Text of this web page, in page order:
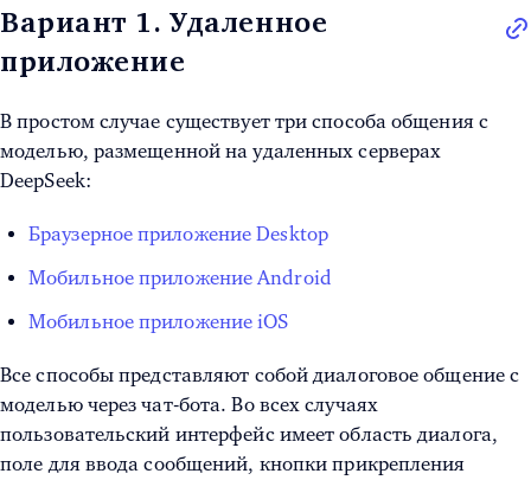
Вариант 1. Удаленное
приложение
В простом случае существует три способа общения с
моделью, размещенной на удаленных серверах
DeepSeek:
Браузерное приложение Desktop
Мобильное приложение Android
Мобильное приложение iOS
Все способы представляют собой диалоговое общение с
моделью через чат-бота. Во всех случаях
пользовательский интерфейс имеет область диалога,
поле для ввода сообщений, кнопки прикрепления